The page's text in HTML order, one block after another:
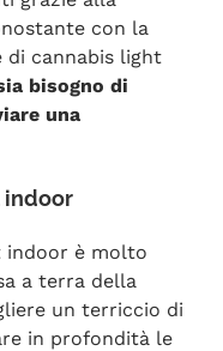
con la
di cannabis light
bisogno di
una
indoor
indoor è molto
a terra della
un terriccio di
in profondità le